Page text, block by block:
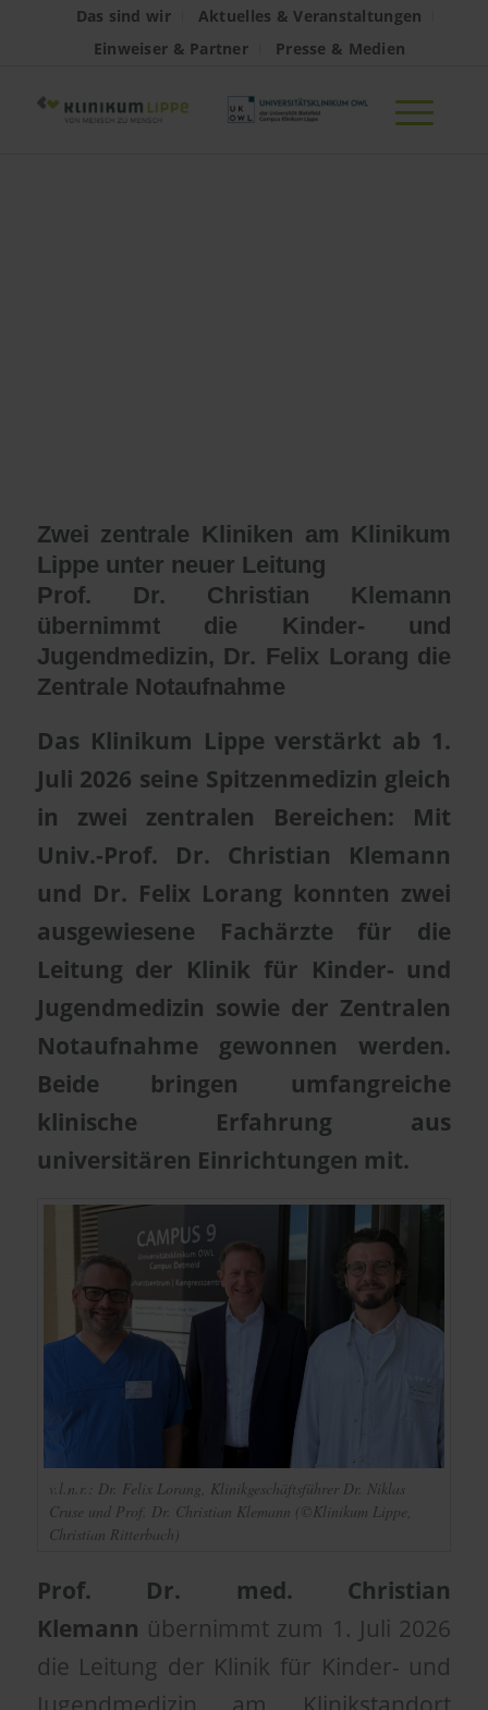
Das sind wir
Aktuelles & Veranstaltungen
Einweiser & Partner
Presse & Medien
Zwei zentrale Kliniken am Klinikum
Lippe unter neuer Leitung
Prof. Dr. Christian Klemann
übernimmt die Kinder- und
Jugendmedizin, Dr. Felix Lorang die
Zentrale Notaufnahme
Das Klinikum Lippe verstärkt ab 1.
Juli 2026 seine Spitzenmedizin gleich
in zwei zentralen Bereichen: Mit
Univ.-Prof. Dr. Christian Klemann
und Dr. Felix Lorang konnten zwei
ausgewiesene Fachärzte für die
Leitung der Klinik für Kinder- und
Jugendmedizin sowie der Zentralen
Notaufnahme gewonnen werden.
Beide bringen umfangreiche
klinische Erfahrung aus
universitären Einrichtungen mit.
v.l.n.r.: Dr. Felix Lorang, Klinikgeschäftsführer Dr. Niklas
Cruse und Prof. Dr. Christian Klemann (©Klinikum Lippe,
Christian Ritterbach)
Prof. Dr. med. Christian
Klemann übernimmt zum 1. Juli 2026
die Leitung der Klinik für Kinder- und